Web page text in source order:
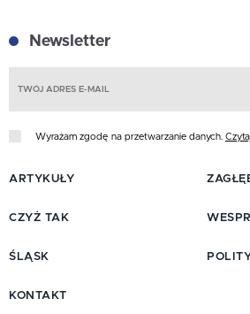
Newsletter
Wyrażam zgodę na przetwarzanie danych.
ARTYKUŁY
CZYŻ TAK
ŚLĄSK
KONTAKT